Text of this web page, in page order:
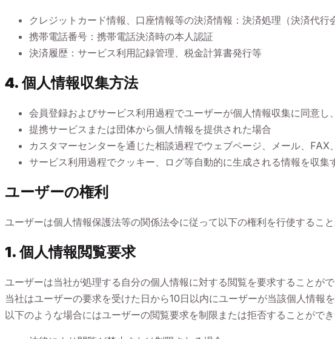
クレジットカード情報、口座情報等の決済情報：決済処理（決済代
携帯電話番号：携帯電話決済時の本人認証
決済履歴：サービス利用記録管理、税金計算書発行等
4. 個人情報収集方法
会員登録およびサービス利用過程でユーザーが個人情報収集に同意し
提携サービスまたは団体から個人情報を提供された場合
カスタマーセンターを通じた相談過程でウェブページ、メール、FAX
サービス利用過程でクッキー、ログ等自動的に生成される情報を収集
ユーザーの権利
ユーザーは個人情報保護法等の関係法令に従って以下の権利を行使すること
1. 個人情報閲覧要求
ユーザーは当社が処理する自分の個人情報に対する閲覧を要求することがで
当社はユーザーの要求を受けた日から10日以内にユーザーが当該個人情
以下のような場合にはユーザーの閲覧要求を制限または拒否することができ